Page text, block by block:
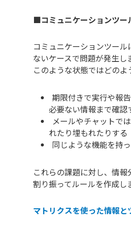
■コミュニケーションツー
コミュニケーションツー
ないケースで問題が発生し
このような状態ではどの
期限付きで実行や報
必要ない情報まで確認
メールやチャットで
れたり埋もれたりする
同じような機能を持
これらの課題に対し、情
割り振ってルールを作成し
マトリクスを使った情報